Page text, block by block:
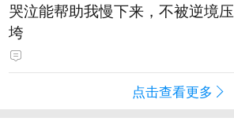
哭泣能帮助我慢下来，不被逆境压
垮
点击查看更多